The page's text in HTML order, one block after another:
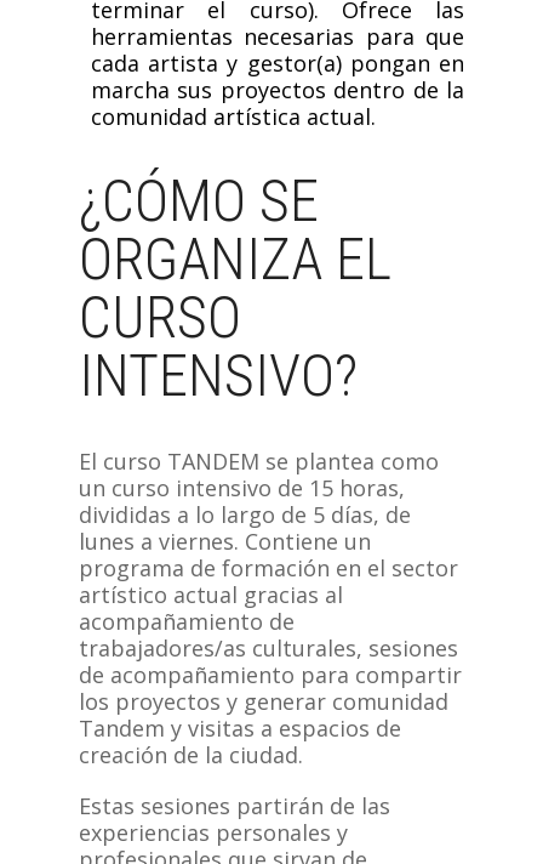
terminar el curso). Ofrece las
herramientas necesarias para que
cada artista y gestor(a) pongan en
marcha sus proyectos dentro de la
comunidad artística actual.
¿CÓMO SE
ORGANIZA EL
CURSO
INTENSIVO?
El curso TANDEM se plantea como
un curso intensivo de 15 horas,
divididas a lo largo de 5 días, de
lunes a viernes. Contiene un
programa de formación en el sector
artístico actual gracias al
acompañamiento de
trabajadores/as culturales, sesiones
de acompañamiento para compartir
los proyectos y generar comunidad
Tandem y visitas a espacios de
creación de la ciudad.
Estas sesiones partirán de las
experiencias personales y